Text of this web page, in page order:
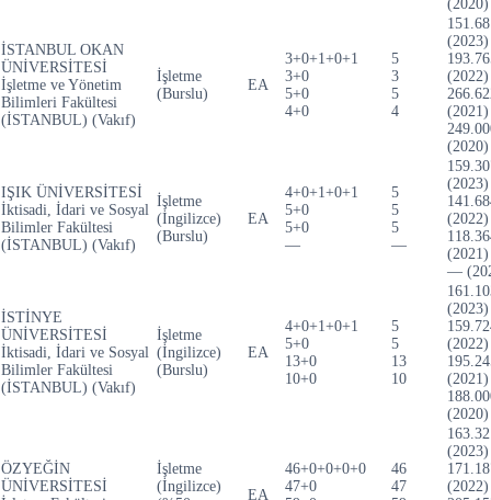
(2020)
İSTANBUL OKAN
ÜNİVERSİTESİ
İşletme ve Yönetim
Bilimleri Fakültesi
(İSTANBUL) (Vakıf)
İşletme
(Burslu)
EA
3+0+1+0+1
3+0
5+0
4+0
5
3
5
4
(2023)
(2022)
(2021)
(2020)
IŞIK ÜNİVERSİTESİ
İktisadi, İdari ve Sosyal
Bilimler Fakültesi
(İSTANBUL) (Vakıf)
İşletme
(İngilizce)
(Burslu)
EA
4+0+1+0+1
5+0
5+0
—
5
5
5
—
(2023)
(2022)
(2021)
—
İSTİNYE
ÜNİVERSİTESİ
İktisadi, İdari ve Sosyal
Bilimler Fakültesi
(İSTANBUL) (Vakıf)
İşletme
(İngilizce)
(Burslu)
EA
4+0+1+0+1
5+0
13+0
10+0
5
5
13
10
(2023)
(2022)
(2021)
(2020)
ÖZYEĞİN
ÜNİVERSİTESİ
İşletme
(İngilizce)
EA
46+0+0+0+0
47+0
46
47
(2023)
(2022)